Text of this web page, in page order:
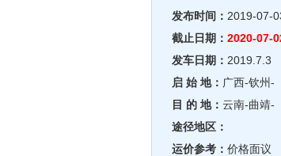
发布时间： 2019-07-
截止日期： 2020-07-
发车日期： 2019.7.3
启 始 地： 广西-钦州-
目 的 地： 云南-曲靖-
途径地区：
运价参考： 价格面议